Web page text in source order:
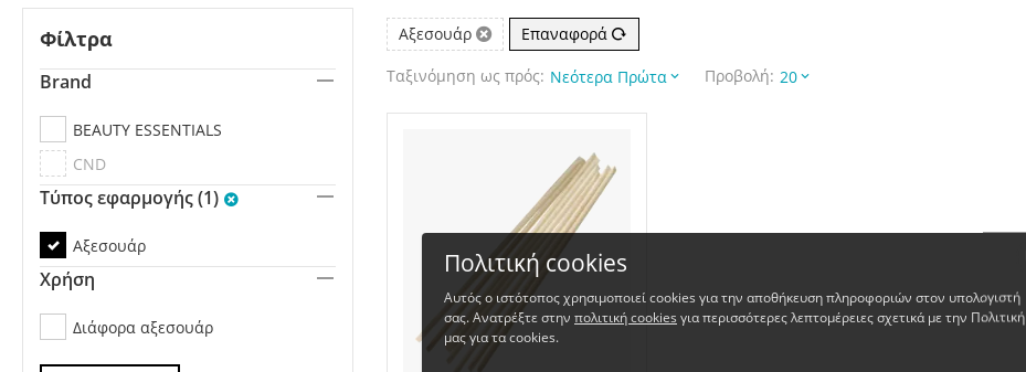
Αξεσουάρ
Επαναφορά
Ταξινόμηση ως πρός: Νεότερα Πρώτα Προβολή: 20
Φίλτρα
Brand
BEAUTY ESSENTIALS
CND
Τύπος εφαρμογής (1)
Αξεσουάρ
Χρήση
Διάφορα αξεσουάρ
Πολιτική cookies
Αυτός ο ιστότοπος χρησιμοποιεί cookies για την αποθήκευση πληροφοριών στον υπολογιστή
σας. Ανατρέξτε στην πολιτική cookies για περισσότερες λεπτομέρειες σχετικά με την Πολιτική
μας για τα cookies.